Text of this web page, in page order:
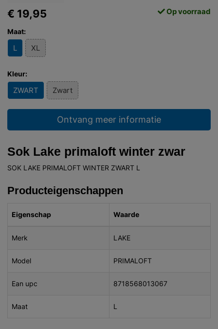
€ 19,95 Op voorraad
Maat:
L XL
Kleur:
ZWART Zwart
Ontvang meer informatie
Sok Lake primaloft winter zwar
SOK LAKE PRIMALOFT WINTER ZWART L
Producteigenschappen
Eigenschap Waarde
Merk LAKE
Model PRIMALOFT
Ean upc 8718568013067
Maat L